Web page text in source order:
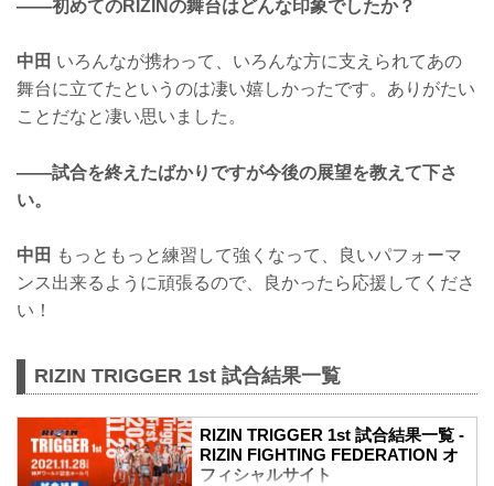
——初めてのRIZINの舞台はどんな印象でしたか？
中田 いろんなが携わって、いろんな方に支えられてあの
舞台に立てたというのは凄い嬉しかったです。ありがたい
ことだなと凄い思いました。
——試合を終えたばかりですが今後の展望を教えて下さ
い。
中田 もっともっと練習して強くなって、良いパフォーマ
ンス出来るように頑張るので、良かったら応援してくださ
い！
RIZIN TRIGGER 1st 試合結果一覧
RIZIN TRIGGER 1st 試合結果一覧 -
RIZIN FIGHTING FEDERATION オ
フィシャルサイト